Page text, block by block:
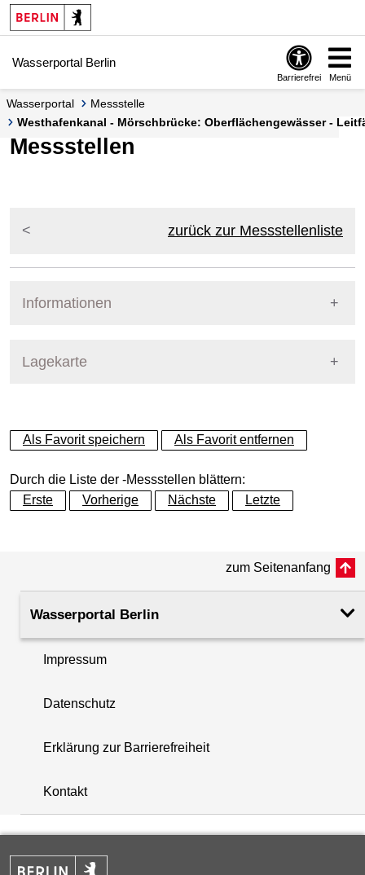
Springe zur Navigation
Springe zum Inhalt
Wasserportal Berlin
Barrierefrei Menü
Wasserportal
Messstelle
Westhafenkanal - Mörschbrücke: Oberflächengewässer -
Messstellen
zurück zur Messstellenliste
Informationen
Lagekarte
+
−
+
−
Als Favorit speichern Als Favorit entfernen
Durch die Liste der -Messstellen blättern:
Erste
Vorherige Nächste Letzte
zum Seitenanfang
Wasserportal Berlin
Impressum
Datenschutz
Erklärung zur Barrierefreiheit
Kontakt